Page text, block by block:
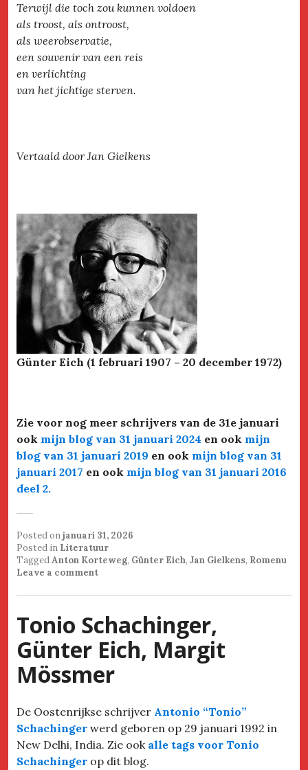
Terwijl die toch zou kunnen voldoen
als troost, als ontroost,
als weerobservatie,
een souvenir van een reis
en verlichting
van het jichtige sterven.
Vertaald door Jan Gielkens
Günter Eich (1 februari 1907 – 20 december 1972)
Zie voor nog meer schrijvers van de 31e januari
ook mijn blog van 31 januari 2024 en ook mijn
blog van 31 januari 2019 en ook mijn blog van 31
januari 2017 en ook mijn blog van 31 januari 2016
deel 2.
Posted onjanuari 31, 2026
Posted in Literatuur
TaggedAnton Korteweg, Günter Eich, Jan Gielkens, Romenu
Leave a comment
Tonio Schachinger,
Günter Eich, Margit
Mössmer
De Oostenrijkse schrijver Antonio “Tonio”
Schachinger werd geboren op 29 januari 1992 in
New Delhi, India. Zie ook alle tags voor Tonio
Schachinger op dit blog.